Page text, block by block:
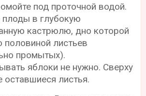
под проточной водой.
в глубокую
кастрюлю, дно которой
половиной листьев
промытых).
яблоки не нужно. Сверху
оставшиеся листья.